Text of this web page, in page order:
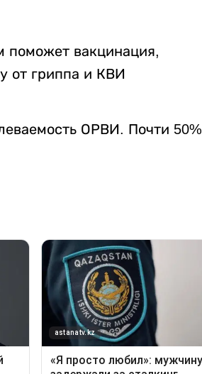
поможет вакцинация,
от гриппа и КВИ
ОРВИ. Почти 50%